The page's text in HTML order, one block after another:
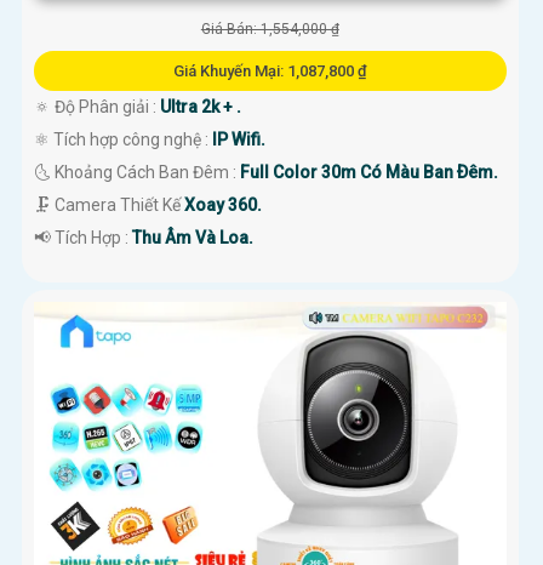
Giá Bán: 1,554,000 ₫
Giá Khuyến Mại: 1,087,800 ₫
🔅 Độ Phân giải : Ultra 2k + .
⚛️ Tích hợp công nghệ : IP Wifi.
🌜 Khoảng Cách Ban Đêm : Full Color 30m Có Màu Ban Ðêm.
🗜️ Camera Thiết KếXoay 360.
️📢 Tích Hợp :Thu Âm Và Loa.